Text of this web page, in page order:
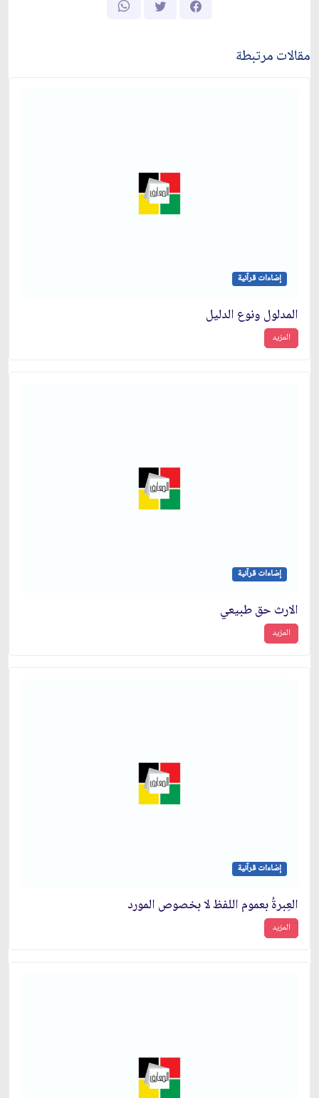
مقالات مرتبطة
إضاءات قرآنية
المدلول ونوع الدليل
المزيد
إضاءات قرآنية
الارث حق طبيعي
المزيد
إضاءات قرآنية
العِبرةُ بعموم اللفظ لا بخصوص المورد
المزيد